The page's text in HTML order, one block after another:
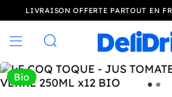
LIVRAISON OFFERTE PARTOUT EN
Rechercher
Bio